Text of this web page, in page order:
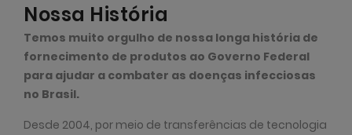
Nossa História
Temos muito orgulho de nossa longa história de
fornecimento de produtos ao Governo Federal
para ajudar a combater as doenças infecciosas
no Brasil.
Desde 2004, por meio de transferências de tecnologia